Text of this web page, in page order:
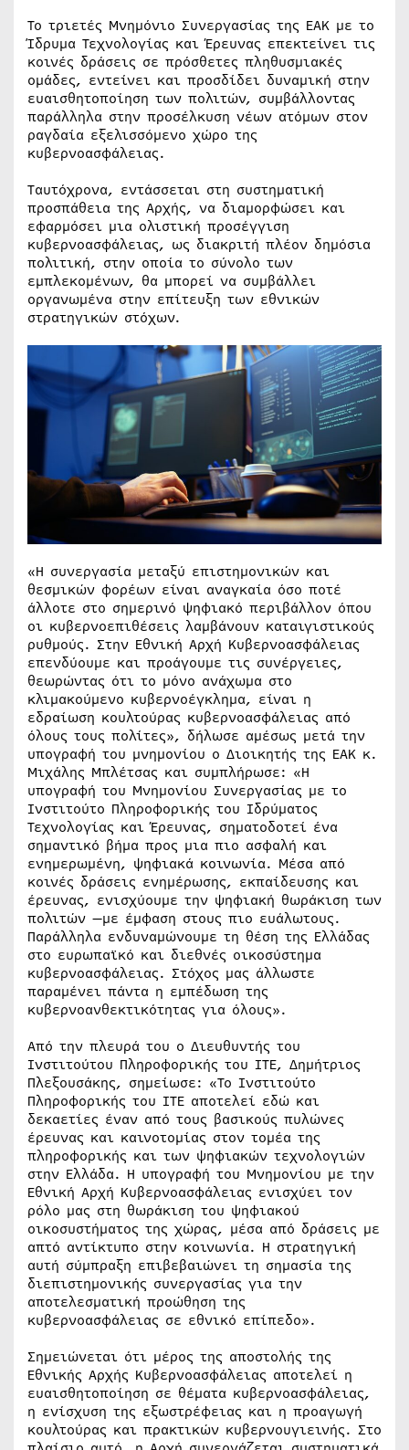
Το τριετές Μνημόνιο Συνεργασίας της ΕΑΚ με το
Ίδρυμα Τεχνολογίας και Έρευνας επεκτείνει τις
κοινές δράσεις σε πρόσθετες πληθυσμιακές
ομάδες, εντείνει και προσδίδει δυναμική στην
ευαισθητοποίηση των πολιτών, συμβάλλοντας
παράλληλα στην προσέλκυση νέων ατόμων στον
ραγδαία εξελισσόμενο χώρο της
κυβερνοασφάλειας.
Ταυτόχρονα, εντάσσεται στη συστηματική
προσπάθεια της Αρχής, να διαμορφώσει και
εφαρμόσει μια ολιστική προσέγγιση
κυβερνοασφάλειας, ως διακριτή πλέον δημόσια
πολιτική, στην οποία το σύνολο των
εμπλεκομένων, θα μπορεί να συμβάλλει
οργανωμένα στην επίτευξη των εθνικών
στρατηγικών στόχων.
«Η συνεργασία μεταξύ επιστημονικών και
θεσμικών φορέων είναι αναγκαία όσο ποτέ
άλλοτε στο σημερινό ψηφιακό περιβάλλον όπου
οι κυβερνοεπιθέσεις λαμβάνουν καταιγιστικούς
ρυθμούς. Στην Εθνική Αρχή Κυβερνοασφάλειας
επενδύουμε και προάγουμε τις συνέργειες,
θεωρώντας ότι το μόνο ανάχωμα στο
κλιμακούμενο κυβερνοέγκλημα, είναι η
εδραίωση κουλτούρας κυβερνοασφάλειας από
όλους τους πολίτες», δήλωσε αμέσως μετά την
υπογραφή του μνημονίου ο Διοικητής της ΕΑΚ κ.
Μιχάλης Μπλέτσας και συμπλήρωσε: «Η
υπογραφή του Μνημονίου Συνεργασίας με το
Ινστιτούτο Πληροφορικής του Ιδρύματος
Τεχνολογίας και Έρευνας, σηματοδοτεί ένα
σημαντικό βήμα προς μια πιο ασφαλή και
ενημερωμένη, ψηφιακά κοινωνία. Μέσα από
κοινές δράσεις ενημέρωσης, εκπαίδευσης και
έρευνας, ενισχύουμε την ψηφιακή θωράκιση των
πολιτών —με έμφαση στους πιο ευάλωτους.
Παράλληλα ενδυναμώνουμε τη θέση της Ελλάδας
στο ευρωπαϊκό και διεθνές οικοσύστημα
κυβερνοασφάλειας. Στόχος μας άλλωστε
παραμένει πάντα η εμπέδωση της
κυβερνοανθεκτικότητας για όλους».
Από την πλευρά του ο Διευθυντής του
Ινστιτούτου Πληροφορικής του ΙΤΕ, Δημήτριος
Πλεξουσάκης, σημείωσε: «Το Ινστιτούτο
Πληροφορικής του ΙΤΕ αποτελεί εδώ και
δεκαετίες έναν από τους βασικούς πυλώνες
έρευνας και καινοτομίας στον τομέα της
πληροφορικής και των ψηφιακών τεχνολογιών
στην Ελλάδα. Η υπογραφή του Μνημονίου με την
Εθνική Αρχή Κυβερνοασφάλειας ενισχύει τον
ρόλο μας στη θωράκιση του ψηφιακού
οικοσυστήματος της χώρας, μέσα από δράσεις με
απτό αντίκτυπο στην κοινωνία. Η στρατηγική
αυτή σύμπραξη επιβεβαιώνει τη σημασία της
διεπιστημονικής συνεργασίας για την
αποτελεσματική προώθηση της
κυβερνοασφάλειας σε εθνικό επίπεδο».
Σημειώνεται ότι μέρος της αποστολής της
Εθνικής Αρχής Κυβερνοασφάλειας αποτελεί η
ευαισθητοποίηση σε θέματα κυβερνοασφάλειας,
η ενίσχυση της εξωστρέφειας και η προαγωγή
κουλτούρας και πρακτικών κυβερνουγιεινής. Στο